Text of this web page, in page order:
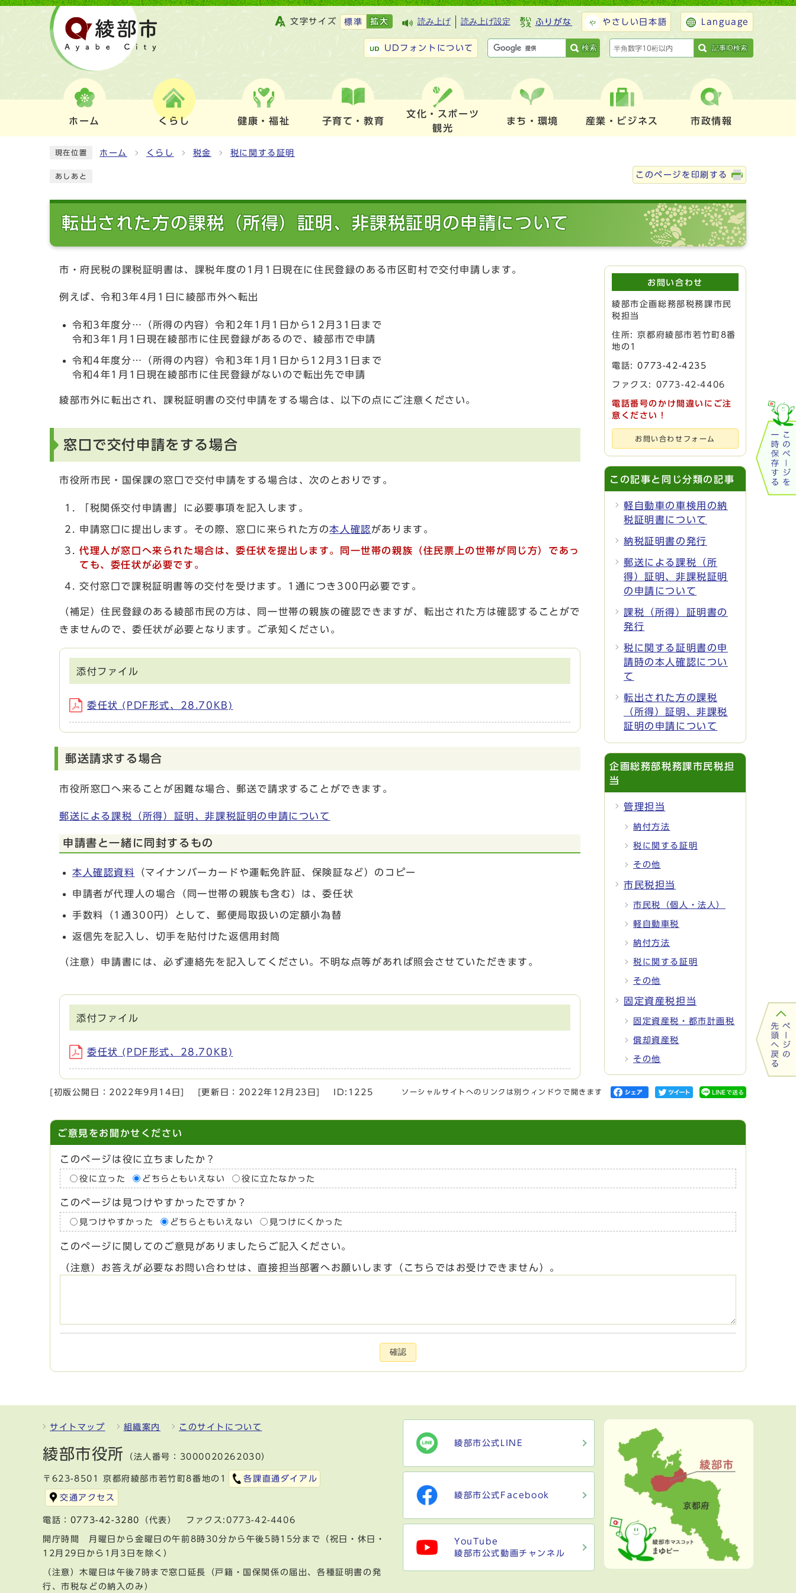
文字サイズ 標準 拡大 読み上げ 読み上げ設定 ふりがな やさしい日本語 Language
UDフォントについて 検索 記事ID検索
ホーム くらし 健康・福祉 子育て・教育
文化・スポーツ
観光
まち・環境 産業・ビジネス 市政情報
現在位置 ホーム くらし 税金 税に関する証明
あしあと このページを印刷する
転出された方の課税（所得）証明、非課税証明の申請について
市・府民税の課税証明書は、課税年度の1月1日現在に住民登録のある市区町村で交付申請します。
例えば、令和3年4月1日に綾部市外へ転出
令和3年度分…（所得の内容）令和2年1月1日から12月31日まで
令和3年1月1日現在綾部市に住民登録があるので、綾部市で申請
令和4年度分…（所得の内容）令和3年1月1日から12月31日まで
令和4年1月1日現在綾部市に住民登録がないので転出先で申請
綾部市外に転出され、課税証明書の交付申請をする場合は、以下の点にご注意ください。
窓口で交付申請をする場合
市役所市民・国保課の窓口で交付申請をする場合は、次のとおりです。
「税関係交付申請書」に必要事項を記入します。
申請窓口に提出します。その際、窓口に来られた方の本人確認 があります。
代理人が窓口へ来られた場合は、委任状を提出します。同一世帯の親族（住民票上の世帯が同じ方）であっ
ても、委任状が必要です。
交付窓口で課税証明書等の交付を受けます。1通につき300円必要です。
（補足）住民登録のある綾部市民の方は、同一世帯の親族の確認できますが、転出された方は確認することがで
きませんので、委任状が必要となります。ご承知ください。
添付ファイル
委任状 (PDF形式、28.70KB)
郵送請求する場合
市役所窓口へ来ることが困難な場合、郵送で請求することができます。
郵送による課税（所得）証明、非課税証明の申請について
申請書と一緒に同封するもの
本人確認資料 （マイナンバーカードや運転免許証、保険証など）のコピー
申請者が代理人の場合（同一世帯の親族も含む）は、委任状
手数料（1通300円）として、郵便局取扱いの定額小為替
返信先を記入し、切手を貼付けた返信用封筒
（注意）申請書には、必ず連絡先を記入してください。不明な点等があれば照会させていただきます。
添付ファイル
委任状 (PDF形式、28.70KB)
お問い合わせ
綾部市企画総務部税務課市民
税担当
住所: 京都府綾部市若竹町8番
地の1
電話:0773-42-4235
ファクス: 0773-42-4406
電話番号のかけ間違いにご注
意ください！
お問い合わせフォーム
この記事と同じ分類の記事
軽自動車の車検用の納
税証明書について
納税証明書の発行
郵送による課税（所
得）証明、非課税証明
の申請について
課税（所得）証明書の
発行
税に関する証明書の申
請時の本人確認につい
て
転出された方の課税
（所得）証明、非課税
証明の申請について
企画総務部税務課市民税担
当
管理担当
納付方法
税に関する証明
その他
市民税担当
市民税（個人・法人）
軽自動車税
納付方法
税に関する証明
その他
固定資産税担当
固定資産税・都市計画税
償却資産税
その他
[初版公開日： 2022年9月14日 [更新日： 2022年12月23日 ID:1225 ソーシャルサイトへのリンクは別ウィンドウで開きます
ご意見をお聞かせください
このページは役に立ちましたか？
役に立った どちらともいえない 役に立たなかった
このページは見つけやすかったですか？
見つけやすかった どちらともいえない 見つけにくかった
このページに関してのご意見がありましたらご記入ください。
（注意）お答えが必要なお問い合わせは、直接担当部署へお願いします（こちらではお受けできません）。
確認
サイトマップ 組織案内 このサイトについて
綾部市役所 （法人番号：3000020262030）
〒623-8501 京都府綾部市若竹町8番地の1 各課直通ダイアル
交通アクセス
電話： 0773-42-3280 （代表） ファクス:0773-42-4406
開庁時間 月曜日から金曜日の午前8時30分から午後5時15分まで（祝日・休日・
12月29日から1月3日を除く）
（注意）木曜日は午後7時まで窓口延長（戸籍・国保関係の届出、各種証明書の発
行、市税などの納入のみ）
綾部市公式LINE
綾部市公式Facebook
YouTube
綾部市公式動画チャンネル